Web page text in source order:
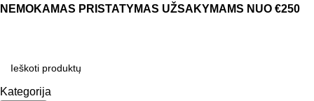
NEMOKAMAS PRISTATYMAS UŽSAKYMAMS NUO €250
Kategorija